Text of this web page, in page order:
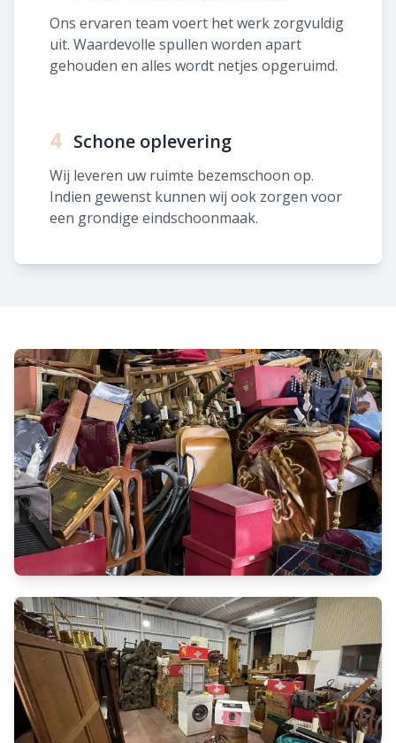
Ons ervaren team voert het werk zorgvuldig
uit. Waardevolle spullen worden apart
gehouden en alles wordt netjes opgeruimd.
4 Schone oplevering
Wij leveren uw ruimte bezemschoon op.
Indien gewenst kunnen wij ook zorgen voor
een grondige eindschoonmaak.